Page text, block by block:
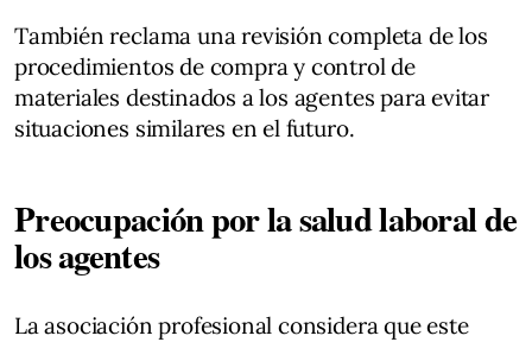
También reclama una revisión completa de los
procedimientos de compra y control de
materiales destinados a los agentes para evitar
situaciones similares en el futuro.
Preocupación por la salud laboral de
los agentes
La asociación profesional considera que este